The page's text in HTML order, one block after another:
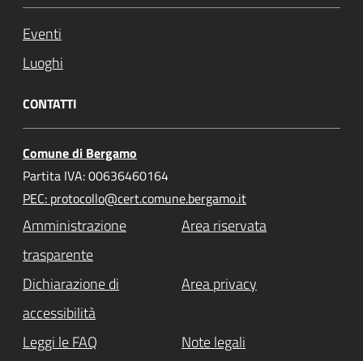
Eventi
Luoghi
CONTATTI
Comune di Bergamo
Partita IVA: 00636460164
PEC: protocollo@cert.comune.bergamo.it
Amministrazione
trasparente
Area riservata
Dichiarazione di
accessibilità
Area privacy
Leggi le FAQ Note legali